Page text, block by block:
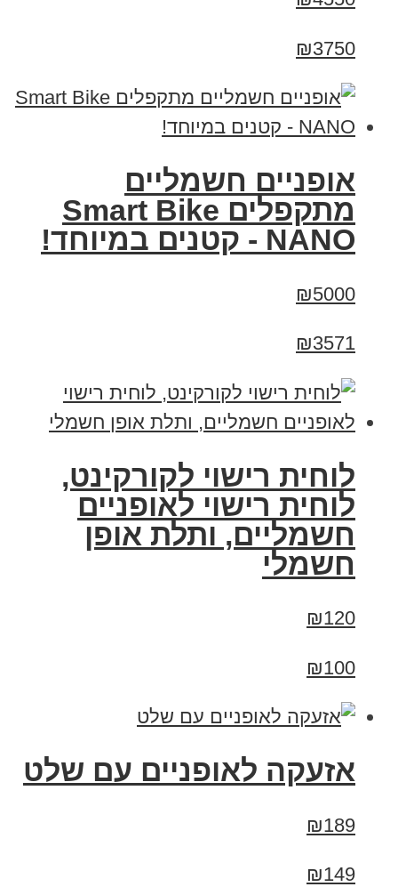
₪3750
אופניים חשמליים
מתקפלים Smart Bike
NANO - קטנים במיוחד!
₪5000
₪3571
לוחית רישוי לקורקינט,
לוחית רישוי לאופניים
חשמליים, ותלת אופן
חשמלי
₪120
₪100
אזעקה לאופניים עם שלט
₪189
₪149